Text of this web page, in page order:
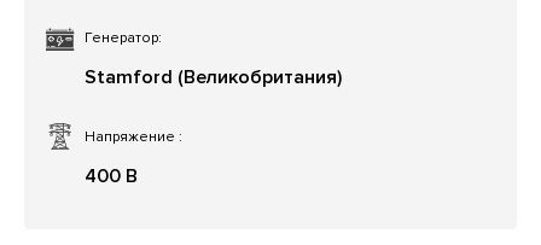
Напряжение :
400 В
Генератор:
Stamford (Великобритания)